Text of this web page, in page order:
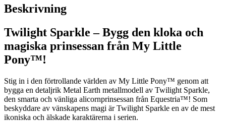
Beskrivning
Twilight Sparkle – Bygg den kloka och
magiska prinsessan från My Little
Pony™!
Stig in i den förtrollande världen av My Little Pony™ genom att
bygga en detaljrik Metal Earth metallmodell av Twilight Sparkle,
den smarta och vänliga alicornprinsessan från Equestria™! Som
beskyddare av vänskapens magi är Twilight Sparkle en av de mest
ikoniska och älskade karaktärerna i serien.